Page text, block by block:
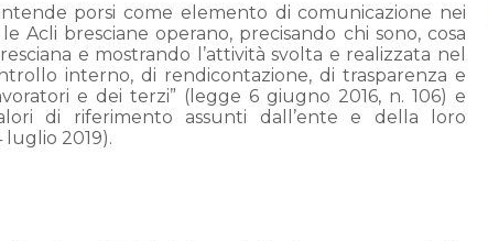
porsi come elemento di comunicazione nei
bresciane operano, precisando chi sono, cosa
e mostrando l’attività svolta e realizzata nel
interno, di rendicontazione, di trasparenza e
e dei terzi” (legge 6 giugno 2016, n. 106) e
di riferimento assunti dall’ente e della loro
luglio 2019).